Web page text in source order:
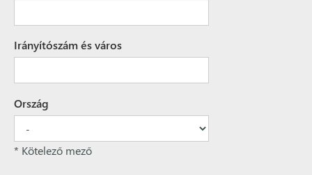
Irányítószám és város
Ország
* Kötelező mező